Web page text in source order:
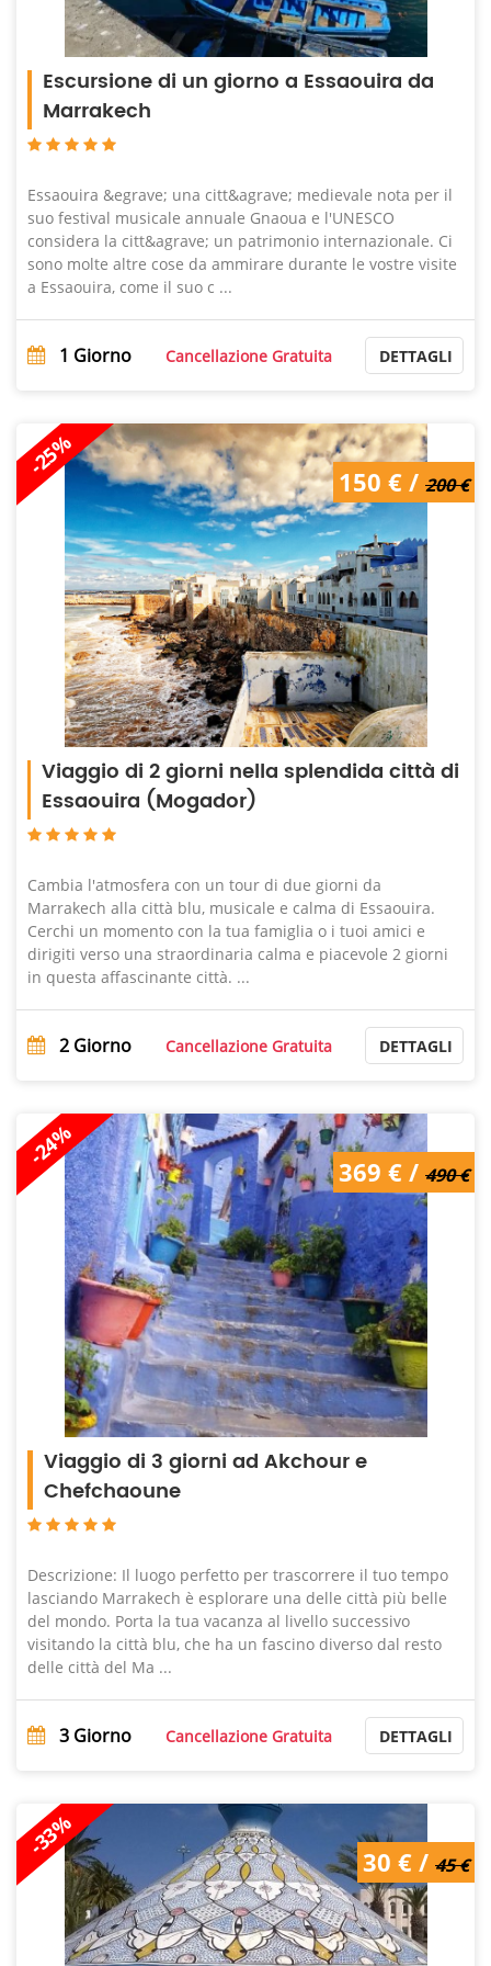
Escursione di un giorno a Essaouira da
Marrakech
Essaouira &egrave; una citt&agrave; medievale nota per il
suo festival musicale annuale Gnaoua e l'UNESCO
considera la citt&agrave; un patrimonio internazionale. Ci
sono molte altre cose da ammirare durante le vostre visite
a Essaouira, come il suo c ...
1 Giorno Cancellazione Gratuita DETTAGLI
-25%
200 € / 150 €
150 € / 200 €
Viaggio di 2 giorni nella splendida città di
Essaouira (Mogador)
Cambia l'atmosfera con un tour di due giorni da
Marrakech alla città blu, musicale e calma di Essaouira.
Cerchi un momento con la tua famiglia o i tuoi amici e
dirigiti verso una straordinaria calma e piacevole 2 giorni
in questa affascinante città. ...
2 Giorno Cancellazione Gratuita DETTAGLI
-24%
490 € / 369 €
369 € / 490 €
Viaggio di 3 giorni ad Akchour e
Chefchaoune
Descrizione: Il luogo perfetto per trascorrere il tuo tempo
lasciando Marrakech è esplorare una delle città più belle
del mondo. Porta la tua vacanza al livello successivo
visitando la città blu, che ha un fascino diverso dal resto
delle città del Ma ...
3 Giorno Cancellazione Gratuita DETTAGLI
-33%
45 € / 30 €
30 € / 45 €